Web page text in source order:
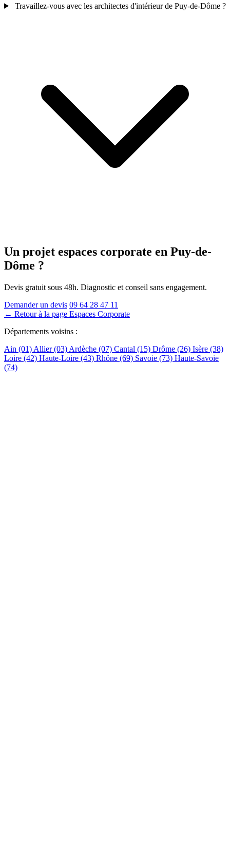
Travaillez-vous avec les architectes d'intérieur de Puy-de-Dôme ?
Un projet espaces corporate en Puy-de-
Dôme ?
Devis gratuit sous 48h. Diagnostic et conseil sans engagement.
Demander un devis 09 64 28 47 11
← Retour à la page Espaces Corporate
Départements voisins :
Ain (01) Allier (03) Ardèche (07) Cantal (15) Drôme (26) Isère (38)
Loire (42) Haute-Loire (43) Rhône (69) Savoie (73) Haute-Savoie
(74)